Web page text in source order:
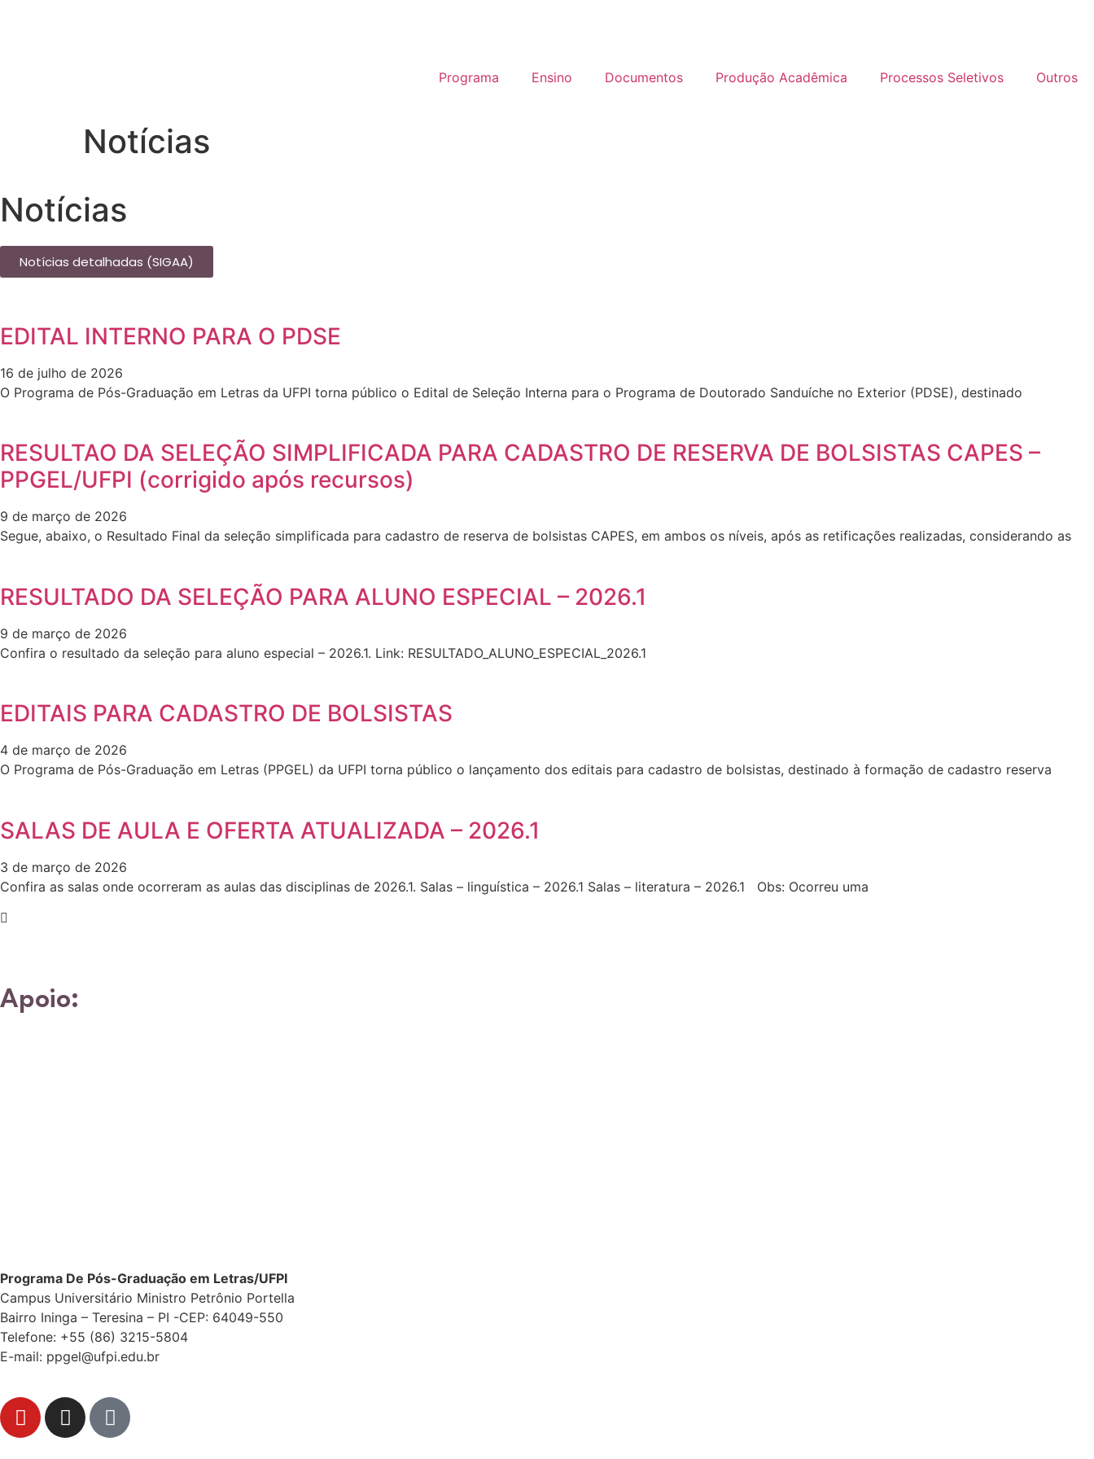
Programa Ensino Documentos Produção Acadêmica Processos Seletivos Outros
Notícias
Notícias
Notícias detalhadas (SIGAA)
EDITAL INTERNO PARA O PDSE
16 de julho de 2026
O Programa de Pós-Graduação em Letras da UFPI torna público o Edital de Seleção Interna para o Programa de Doutorado Sanduíche no Exterior (PDSE), destinado
RESULTAO DA SELEÇÃO SIMPLIFICADA PARA CADASTRO DE RESERVA DE BOLSISTAS CAPES –
PPGEL/UFPI (corrigido após recursos)
9 de março de 2026
Segue, abaixo, o Resultado Final da seleção simplificada para cadastro de reserva de bolsistas CAPES, em ambos os níveis, após as retificações realizadas, considerando as
RESULTADO DA SELEÇÃO PARA ALUNO ESPECIAL – 2026.1
9 de março de 2026
Confira o resultado da seleção para aluno especial – 2026.1. Link: RESULTADO_ALUNO_ESPECIAL_2026.1
EDITAIS PARA CADASTRO DE BOLSISTAS
4 de março de 2026
O Programa de Pós-Graduação em Letras (PPGEL) da UFPI torna público o lançamento dos editais para cadastro de bolsistas, destinado à formação de cadastro reserva
SALAS DE AULA E OFERTA ATUALIZADA – 2026.1
3 de março de 2026
Confira as salas onde ocorreram as aulas das disciplinas de 2026.1. Salas – linguística – 2026.1 Salas – literatura – 2026.1 Obs: Ocorreu uma
Apoio:
Programa De Pós-Graduação em Letras/UFPI
Campus Universitário Ministro Petrônio Portella
Bairro Ininga – Teresina – PI -CEP: 64049-550
Telefone: +55 (86) 3215-5804
E-mail: ppgel@ufpi.edu.br